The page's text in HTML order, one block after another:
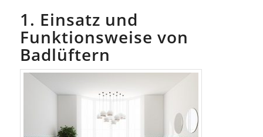
1. Einsatz und
Funktionsweise von
Badlüftern